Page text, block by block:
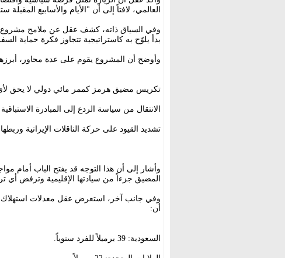
العالمي، لافتاً إلى أن "الأيام والأسابيع
وفي السياق ذاته، كشف عقل عن ملامح
بدأ يلوّح به كاستراتيجية تتجاوز فكرة حماية
وأوضح أن المشروع يقوم على عدة محاور،
تكريس مضيق هرمز كممر مائي دولي لا يحق
الانتقال من سياسة الردع إلى المبادرة
تشديد القيود على حركة الناقلات الإيرانية
وأشار إلى أن هذا التوجه قد يفتح الباب أمام
المضيق جزءاً من سيادتها الإقليمية وترفض أي
وفي جانب آخر، استعرض عقل معدلات استهلاك
أن:
السعودية: 39 برميلاً للفرد سنوياً.